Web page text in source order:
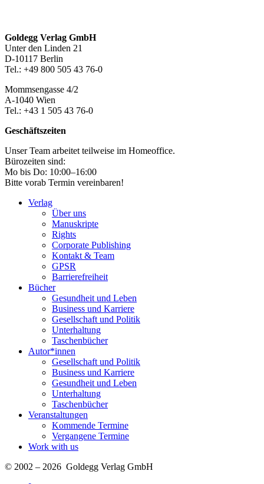
Footer-
Section
Goldegg Verlag GmbH
Unter den Linden 21
D-10117 Berlin
Tel.: +49 800 505 43 76-0
Mommsengasse 4/2
A-1040 Wien
Tel.: +43 1 505 43 76-0
Geschäftszeiten
Unser Team arbeitet teilweise im Homeoffice.
Bürozeiten sind:
Mo bis Do: 10:00–16:00
Bitte vorab Termin vereinbaren!
Verlag
Über uns
Manuskripte
Rights
Corporate Publishing
Kontakt & Team
GPSR
Barrierefreiheit
Bücher
Gesundheit und Leben
Business und Karriere
Gesellschaft und Politik
Unterhaltung
Taschenbücher
Autor*innen
Gesellschaft und Politik
Business und Karriere
Gesundheit und Leben
Unterhaltung
Taschenbücher
Veranstaltungen
Kommende Termine
Vergangene Termine
Work with us
© 2002 – 2026 Goldegg Verlag GmbH